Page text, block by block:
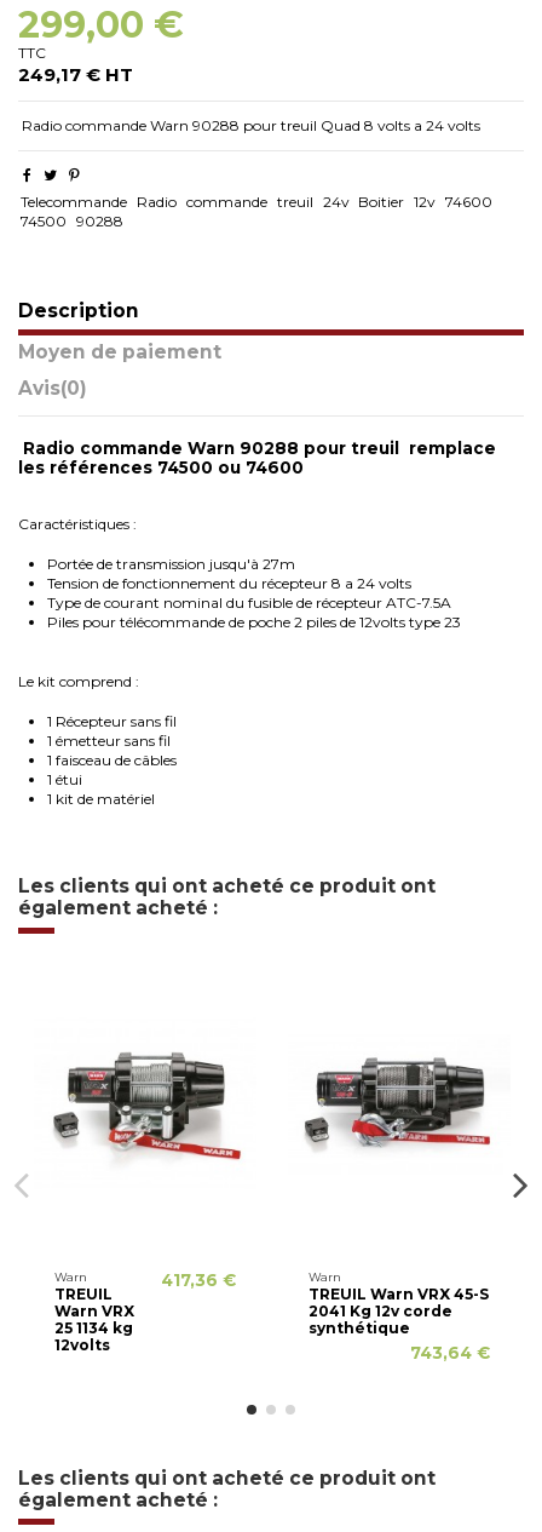
299,00 €
TTC
249,17 € HT
Radio commande Warn 90288 pour treuil Quad 8 volts a 24 volts
Telecommande Radio commande treuil 24v Boitier 12v 74600
74500
90288
Description
Moyen de paiement
Avis(0)
Radio commande Warn 90288 pour treuil
remplace
les références 74500 ou 74600
Caractéristiques :
Portée de transmission jusqu'à 27m
Tension de fonctionnement du récepteur 8 a 24 volts
Type de courant nominal du fusible de récepteur ATC-7.5A
Piles pour télécommande de poche 2 piles de 12volts type 23
Le kit comprend :
1 Récepteur sans fil
1 émetteur sans fil
1 faisceau de câbles
1 étui
1 kit de matériel
Les clients qui ont acheté ce produit ont
également acheté :
Warn
TREUIL
Warn VRX
25 1134 kg
12volts
417,36 € Warn
TREUIL Warn VRX 45-S
2041 Kg 12v corde
synthétique
743,64 €
Les clients qui ont acheté ce produit ont
également acheté :